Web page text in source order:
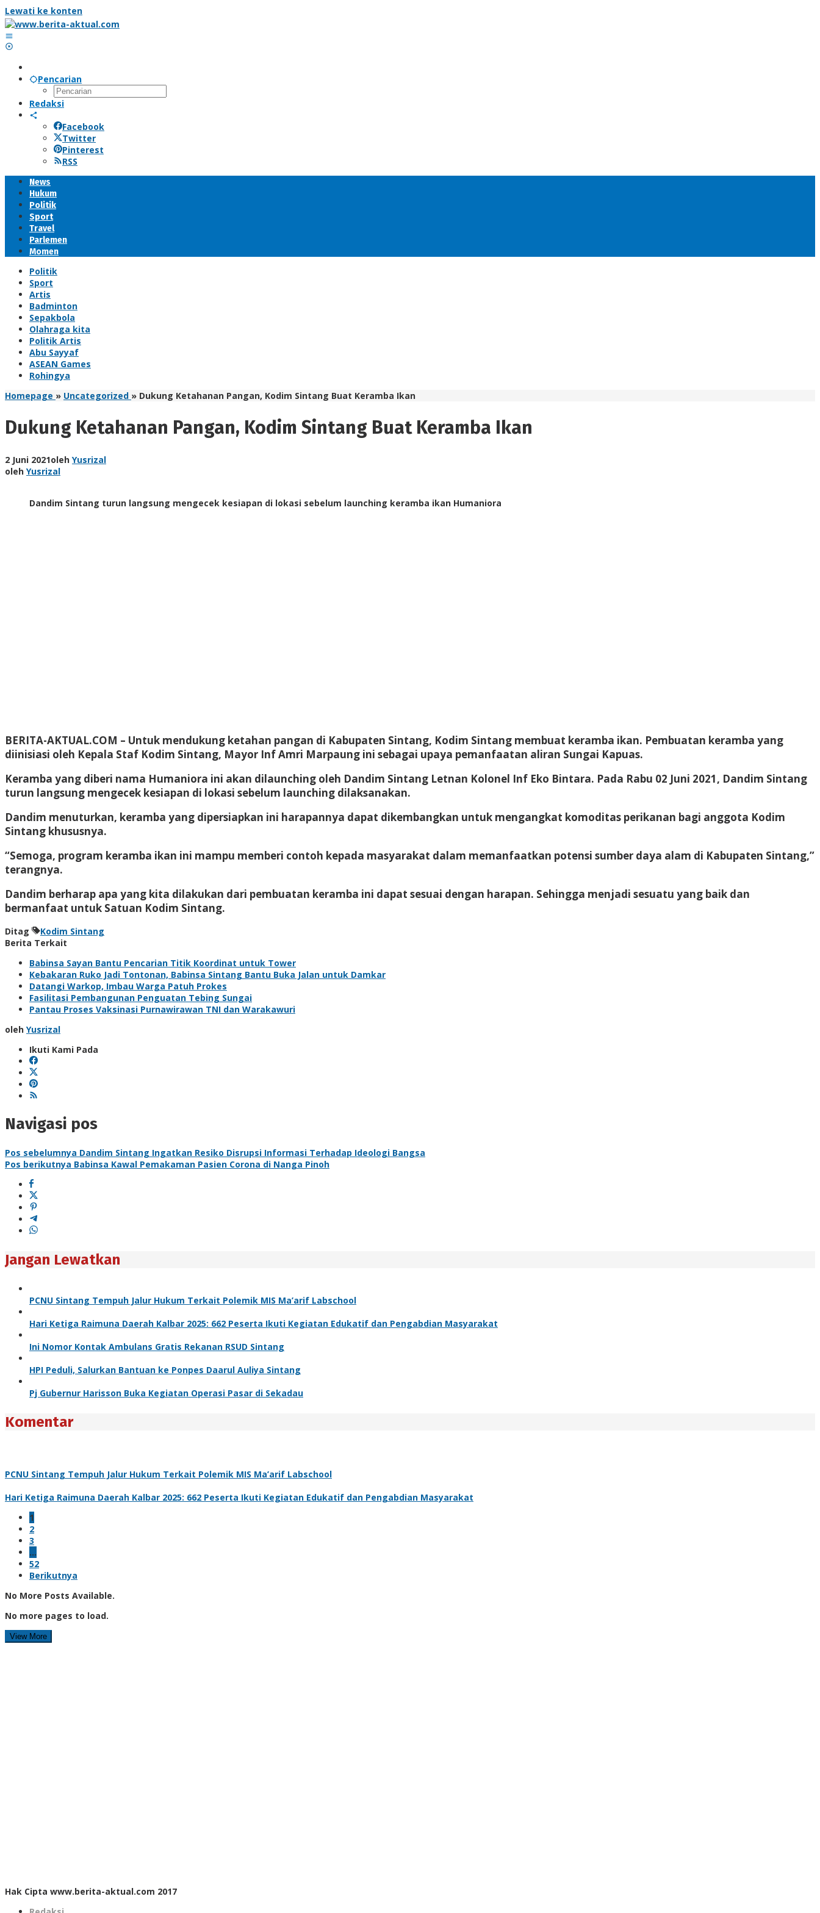
Lewati ke konten
Pencarian
Redaksi
Facebook
Twitter
Pinterest
RSS
News
Hukum
Politik
Sport
Travel
Parlemen
Momen
Politik
Sport
Artis
Badminton
Sepakbola
Olahraga kita
Politik Artis
Abu Sayyaf
ASEAN Games
Rohingya
Homepage » Uncategorized » Dukung Ketahanan Pangan, Kodim Sintang Buat Keramba Ikan
Dukung Ketahanan Pangan, Kodim Sintang Buat Keramba Ikan
2 Juni 2021oleh Yusrizal
oleh Yusrizal
Dandim Sintang turun langsung mengecek kesiapan di lokasi sebelum launching keramba ikan Humaniora
BERITA-AKTUAL.COM – Untuk mendukung ketahan pangan di Kabupaten Sintang, Kodim Sintang membuat keramba ikan. Pembuatan keramba yang
diinisiasi oleh Kepala Staf Kodim Sintang, Mayor Inf Amri Marpaung ini sebagai upaya pemanfaatan aliran Sungai Kapuas.
Keramba yang diberi nama Humaniora ini akan dilaunching oleh Dandim Sintang Letnan Kolonel Inf Eko Bintara. Pada Rabu 02 Juni 2021, Dandim Sintang
turun langsung mengecek kesiapan di lokasi sebelum launching dilaksanakan.
Dandim menuturkan, keramba yang dipersiapkan ini harapannya dapat dikembangkan untuk mengangkat komoditas perikanan bagi anggota Kodim
Sintang khususnya.
“Semoga, program keramba ikan ini mampu memberi contoh kepada masyarakat dalam memanfaatkan potensi sumber daya alam di Kabupaten Sintang,”
terangnya.
Dandim berharap apa yang kita dilakukan dari pembuatan keramba ini dapat sesuai dengan harapan. Sehingga menjadi sesuatu yang baik dan
bermanfaat untuk Satuan Kodim Sintang.
Ditag
Kodim Sintang
Berita Terkait
Babinsa Sayan Bantu Pencarian Titik Koordinat untuk Tower
Kebakaran Ruko Jadi Tontonan, Babinsa Sintang Bantu Buka Jalan untuk Damkar
Datangi Warkop, Imbau Warga Patuh Prokes
Fasilitasi Pembangunan Penguatan Tebing Sungai
Pantau Proses Vaksinasi Purnawirawan TNI dan Warakawuri
oleh Yusrizal
Ikuti Kami Pada
Navigasi pos
Pos sebelumnya Dandim Sintang Ingatkan Resiko Disrupsi Informasi Terhadap Ideologi Bangsa
Pos berikutnya Babinsa Kawal Pemakaman Pasien Corona di Nanga Pinoh
Jangan Lewatkan
PCNU Sintang Tempuh Jalur Hukum Terkait Polemik MIS Ma’arif Labschool
Hari Ketiga Raimuna Daerah Kalbar 2025: 662 Peserta Ikuti Kegiatan Edukatif dan Pengabdian Masyarakat
Ini Nomor Kontak Ambulans Gratis Rekanan RSUD Sintang
HPI Peduli, Salurkan Bantuan ke Ponpes Daarul Auliya Sintang
Pj Gubernur Harisson Buka Kegiatan Operasi Pasar di Sekadau
Komentar
PCNU Sintang Tempuh Jalur Hukum Terkait Polemik MIS Ma’arif Labschool
Hari Ketiga Raimuna Daerah Kalbar 2025: 662 Peserta Ikuti Kegiatan Edukatif dan Pengabdian Masyarakat
1
2
3
…
52
Berikutnya
No More Posts Available.
No more pages to load.
View More
Hak Cipta www.berita-aktual.com 2017